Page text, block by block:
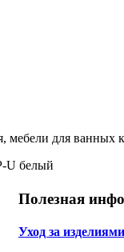
для ванных
U белый
Полезная
Уход за